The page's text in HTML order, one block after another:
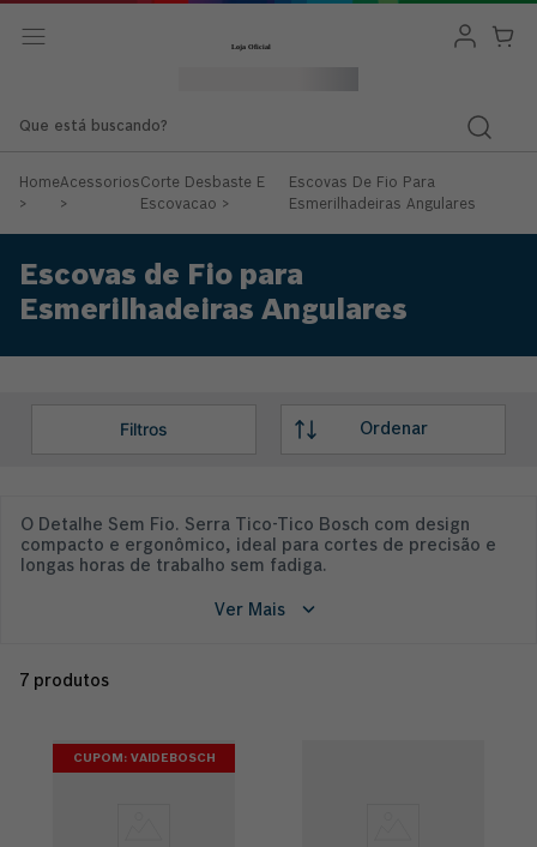
Home
>
Acessorios
>
Corte Desbaste E
Escovacao >
Escovas De Fio Para
Esmerilhadeiras Angulares
Escovas de Fio para
Esmerilhadeiras Angulares
O Detalhe Sem Fio. Serra Tico-Tico Bosch com design
compacto e ergonômico, ideal para cortes de precisão e
longas horas de trabalho sem fadiga.
Ver Mais
7 produtos
CUPOM: VAIDEBOSCH